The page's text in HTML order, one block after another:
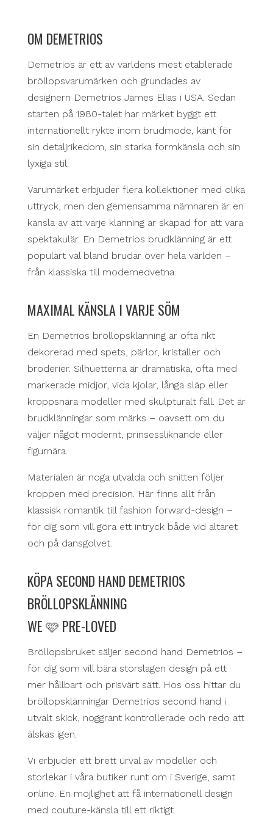
OM DEMETRIOS
Demetrios är ett av världens mest etablerade
bröllopsvarumärken och grundades av
designern Demetrios James Elias i USA. Sedan
starten på 1980-talet har märket byggt ett
internationellt rykte inom brudmode, känt för
sin detaljrikedom, sin starka formkänsla och sin
lyxiga stil.
Varumärket erbjuder flera kollektioner med olika
uttryck, men den gemensamma nämnaren är en
känsla av att varje klänning är skapad för att vara
spektakulär. En Demetrios brudklänning är ett
populärt val bland brudar över hela världen –
från klassiska till modemedvetna.
MAXIMAL KÄNSLA I VARJE SÖM
En Demetrios bröllopsklänning är ofta rikt
dekorerad med spets, pärlor, kristaller och
broderier. Silhuetterna är dramatiska, ofta med
markerade midjor, vida kjolar, långa släp eller
kroppsnära modeller med skulpturalt fall. Det är
brudklänningar som märks – oavsett om du
väljer något modernt, prinsessliknande eller
figurnära.
Materialen är noga utvalda och snitten följer
kroppen med precision. Här finns allt från
klassisk romantik till fashion forward-design –
för dig som vill göra ett intryck både vid altaret
och på dansgolvet.
KÖPA SECOND HAND DEMETRIOS
BRÖLLOPSKLÄNNING
WE 🩷 PRE-LOVED
Bröllopsbruket säljer second hand Demetrios –
för dig som vill bära storslagen design på ett
mer hållbart och prisvärt sätt. Hos oss hittar du
bröllopsklänningar Demetrios second hand i
utvalt skick, noggrant kontrollerade och redo att
älskas igen.
Vi erbjuder ett brett urval av modeller och
storlekar i våra butiker runt om i Sverige, samt
online. En möjlighet att få internationell design
med couture-känsla till ett riktigt